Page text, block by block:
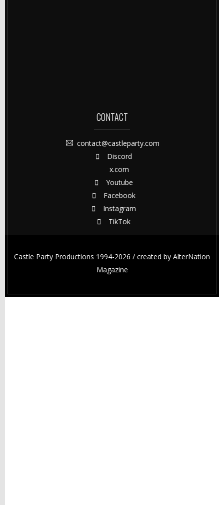
CONTACT
contact@castleparty.com
Discord
x.com
Youtube
Facebook
Instagram
TikTok
Castle Party Productions 1994-2026 / created by AlterNation
Magazine